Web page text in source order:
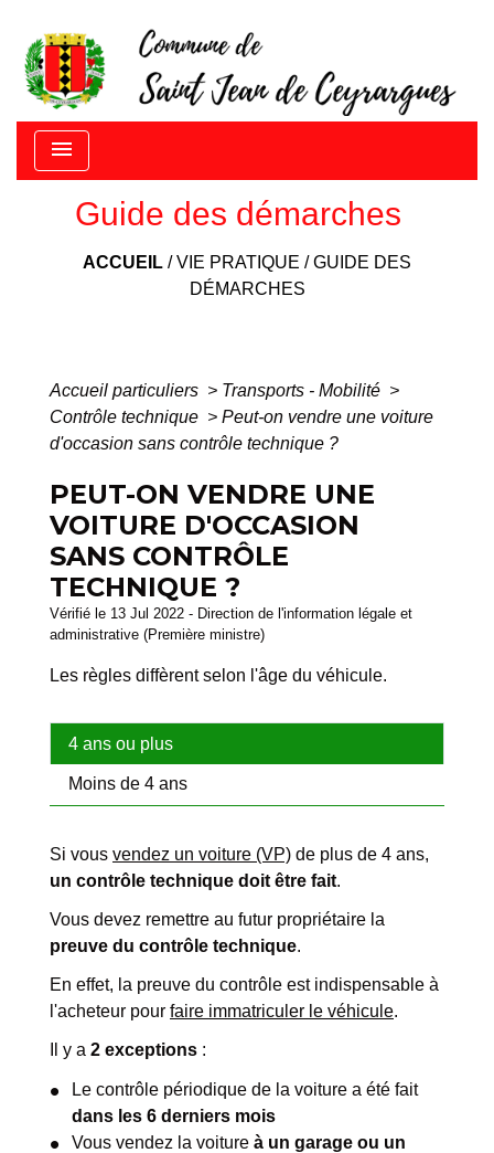
menu
Guide des démarches
ACCUEIL /VIE PRATIQUE /GUIDE DES
DÉMARCHES
Accueil particuliers > Transports - Mobilité >
Contrôle technique > Peut-on vendre une voiture
d'occasion sans contrôle technique ?
PEUT-ON VENDRE UNE
VOITURE D'OCCASION
SANS CONTRÔLE
TECHNIQUE ?
Vérifié le 13 Jul 2022 - Direction de l'information légale et
administrative (Première ministre)
Les règles diffèrent selon l'âge du véhicule.
4 ans ou plus
Moins de 4 ans
Si vous vendez un voiture (VP) de plus de 4 ans,
un contrôle technique doit être fait.
Vous devez remettre au futur propriétaire la
preuve du contrôle technique.
En effet, la preuve du contrôle est indispensable à
l'acheteur pour faire immatriculer le véhicule.
Il y a 2 exceptions :
Le contrôle périodique de la voiture a été fait
dans les 6 derniers mois
Vous vendez la voiture à un garage ou un